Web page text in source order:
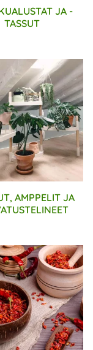
JA -
TASSUT
AMPPELIT JA